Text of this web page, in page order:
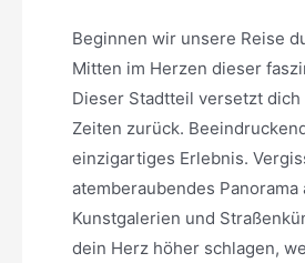
Beginnen wir unsere Reise
Mitten im Herzen dieser
Dieser Stadtteil versetzt
Zeiten zurück.
einzigartiges Erlebnis.
atemberaubendes
Kunstgalerien und
dein Herz höher schlagen,